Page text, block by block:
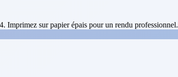
Imprimez sur papier épais pour un rendu professionnel.